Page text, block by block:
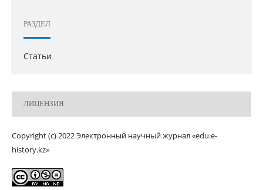
РАЗДЕЛ
Статьи
ЛИЦЕНЗИЯ
Copyright (c) 2022 Электронный научный журнал «edu.e-
history.kz»